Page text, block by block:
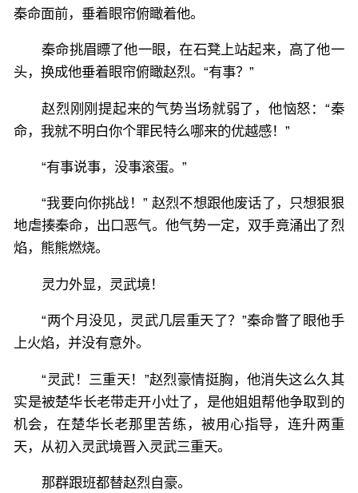
秦命面前，垂着眼帘俯瞰着他。
秦命挑眉瞟了他一眼，在石凳上站起来，高了他一
头，换成他垂着眼帘俯瞰赵烈。“有事？”
赵烈刚刚提起来的气势当场就弱了，他恼怒：“秦
命，我就不明白你个罪民特么哪来的优越感！”
“有事说事，没事滚蛋。”
“我要向你挑战！” 赵烈不想跟他废话了，只想狠狠
地虐揍秦命，出口恶气。他气势一定，双手竟涌出了烈
焰，熊熊燃烧。
灵力外显，灵武境！
“两个月没见，灵武几层重天了？”秦命瞥了眼他手
上火焰，并没有意外。
“灵武！三重天！”赵烈豪情挺胸，他消失这么久其
实是被楚华长老带走开小灶了，是他姐姐帮他争取到的
机会，在楚华长老那里苦练，被用心指导，连升两重
天，从初入灵武境晋入灵武三重天。
那群跟班都替赵烈自豪。